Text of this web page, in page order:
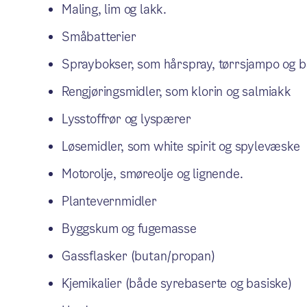
Maling, lim og lakk.
Småbatterier
Spraybokser, som hårspray, tørrsjampo og
Rengjøringsmidler, som klorin og salmiakk
Lysstoffrør og lyspærer
Løsemidler, som white spirit og spylevæske
Motorolje, smøreolje og lignende.
Plantevernmidler
Byggskum og fugemasse
Gassflasker (butan/propan)
Kjemikalier (både syrebaserte og basiske)